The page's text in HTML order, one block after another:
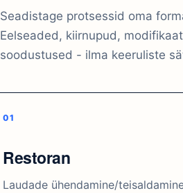
Seadistage protsessid oma
Eelseaded, kiirnupud,
soodustused - ilma keeruliste
Restoran
Laudade ühendamine/